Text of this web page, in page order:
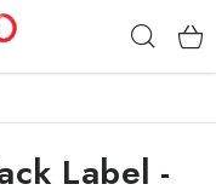
Label -